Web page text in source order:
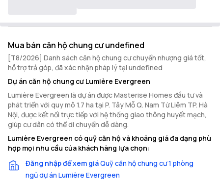
Mua bán căn hộ chung cư undefined
[T8/2026] Danh sách căn hộ chung cư chuyển nhượng giá tốt,
hỗ trợ trả góp, đã xác nhận pháp lý tại undefined
Dự án căn hộ chung cư Lumière Evergreen
Lumière Evergreen là dự án được Masterise Homes đầu tư và
phát triển với quy mô 1.7 ha tại P. Tây Mỗ Q. Nam Từ Liêm TP. Hà
Nội, được kết nối trực tiếp với hệ thống giao thông huyết mạch,
giúp cư dân có thể di chuyển dễ dàng.
Lumière Evergreen có quỹ căn hộ và khoảng giá đa dạng phù
hợp mọi nhu cầu của khách hàng lựa chọn:
Đăng nhập để xem giáQuỹ căn hộ chung cư 1 phòng
ngủ dự án Lumière Evergreen